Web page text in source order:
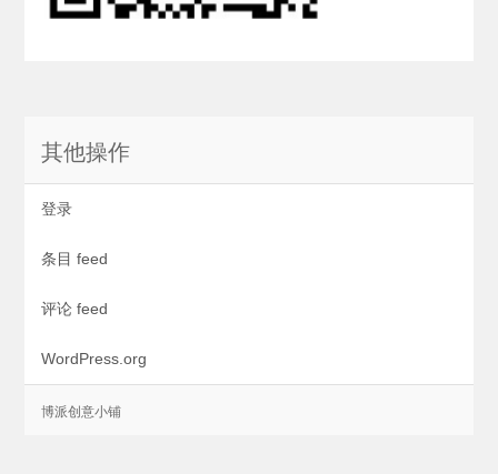
其他操作
登录
条目 feed
评论 feed
WordPress.org